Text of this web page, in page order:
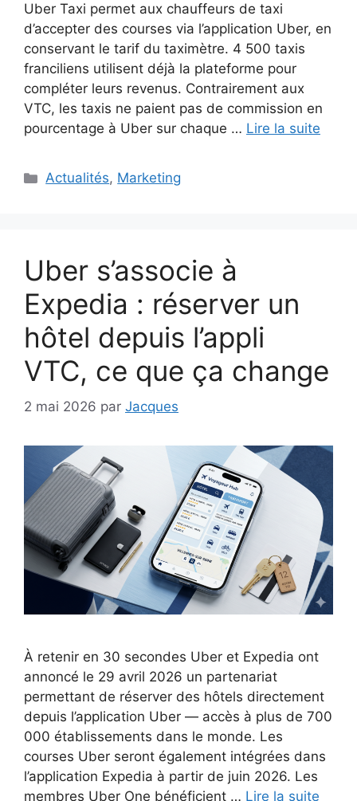
Uber Taxi permet aux chauffeurs de taxi
d’accepter des courses via l’application Uber, en
conservant le tarif du taximètre. 4 500 taxis
franciliens utilisent déjà la plateforme pour
compléter leurs revenus. Contrairement aux
VTC, les taxis ne paient pas de commission en
pourcentage à Uber sur chaque … Lire la suite
Catégories
Actualités, Marketing
Uber s’associe à
Expedia : réserver un
hôtel depuis l’appli
VTC, ce que ça change
2 mai 2026 par Jacques
À retenir en 30 secondes Uber et Expedia ont
annoncé le 29 avril 2026 un partenariat
permettant de réserver des hôtels directement
depuis l’application Uber — accès à plus de 700
000 établissements dans le monde. Les
courses Uber seront également intégrées dans
l’application Expedia à partir de juin 2026. Les
membres Uber One bénéficient … Lire la suite